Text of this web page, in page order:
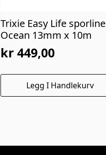
Trixie Easy Life sporline
Ocean 13mm x 10m
kr 449,00
Legg I Handlekurv